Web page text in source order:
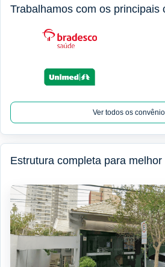
Trabalhamos com os principais
Ver todos os
Estrutura completa para